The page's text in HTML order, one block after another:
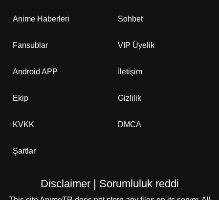
Anime Haberleri Sohbet
Fansublar VIP Üyelik
Android APP İletişim
Ekip Gizlilik
KVKK DMCA
Şartlar
Disclaimer | Sorumluluk reddi